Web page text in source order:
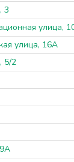
3
улица,
улица, 16А
5/2